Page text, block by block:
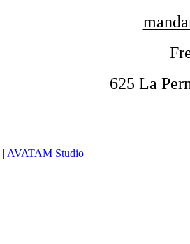
625 La
| AVATAM Studio